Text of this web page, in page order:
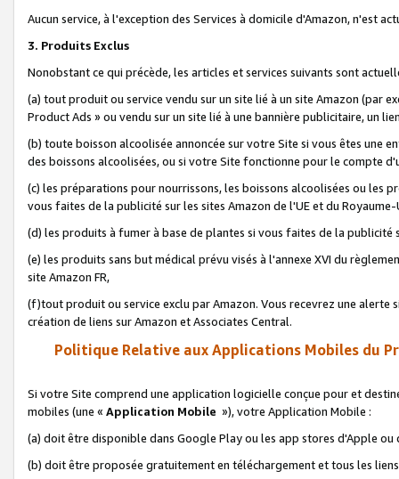
Aucun service, à l'exception des Services à domicile d'Amazon, n'est
3. Produits Exclus
Nonobstant ce qui précède, les articles et services suivants sont
(a) tout produit ou service vendu sur un site lié à un site Amazon (par
Product Ads » ou vendu sur un site lié à une bannière publicitaire, un
(b) toute boisson alcoolisée annoncée sur votre Site si vous êtes une
des boissons alcoolisées, ou si votre Site fonctionne pour le compte
(c) les préparations pour nourrissons, les boissons alcoolisées ou les
vous faites de la publicité sur les sites Amazon de l'UE et du Royaume-
(d) les produits à fumer à base de plantes si vous faites de la publicité
(e) les produits sans but médical prévu visés à l'annexe XVI du
site Amazon FR,
(f)tout produit ou service exclu par Amazon. Vous recevrez une alerte
création de liens sur Amazon et Associates Central.
Politique Relative aux Applications Mobiles du
Si votre Site comprend une application logicielle conçue pour et
mobiles (une « Application Mobile »), votre Application Mobile :
(a) doit être disponible dans Google Play ou les app stores d'Apple ou
(b) doit être proposée gratuitement en téléchargement et tous les